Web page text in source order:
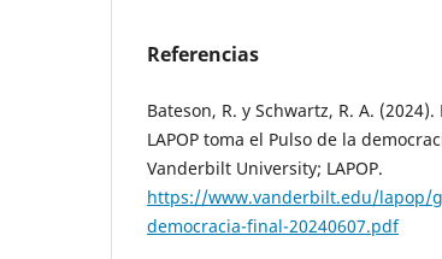
Referencias
Bateson, R. y Schwartz, R. A.
LAPOP toma el Pulso de la
Vanderbilt University; LAPOP.
https://www.vanderbilt.edu/lapop/
democracia-final-20240607.pdf